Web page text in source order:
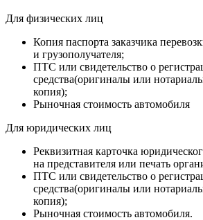
Для физических лиц
Копия паспорта заказчика
и грузополучателя;
ПТС или свидетельство о
средства(оригиналы или
копия);
Рыночная стоимость автомобиля
Для юридических лиц
Реквизитная карточка
на представителя или печать
ПТС или свидетельство о
средства(оригиналы или
копия);
Рыночная стоимость автомобиля.